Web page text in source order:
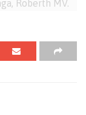
Roberth MV.
pasar) dan
harga